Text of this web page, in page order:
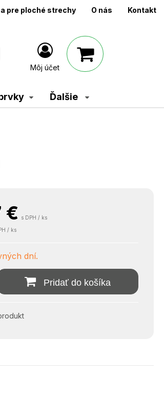
pre ploché strechy O nás Kontakt
Môj účet
Ďalšie
€ s DPH / ks
/ ks
dní.
Pridať do košíka